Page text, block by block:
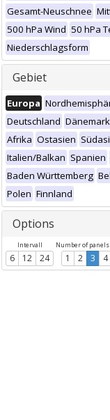
Gesamt-Neuschnee
500 hPa Wind 50 hPa
Niederschlagsform
Gebiet
Europa
Deutschland Dänemark
Afrika Ostasien
Italien/Balkan Spanien
Baden Württemberg
Polen Finnland
Options
Intervall
6 12 24
Number of
1 2 3 4